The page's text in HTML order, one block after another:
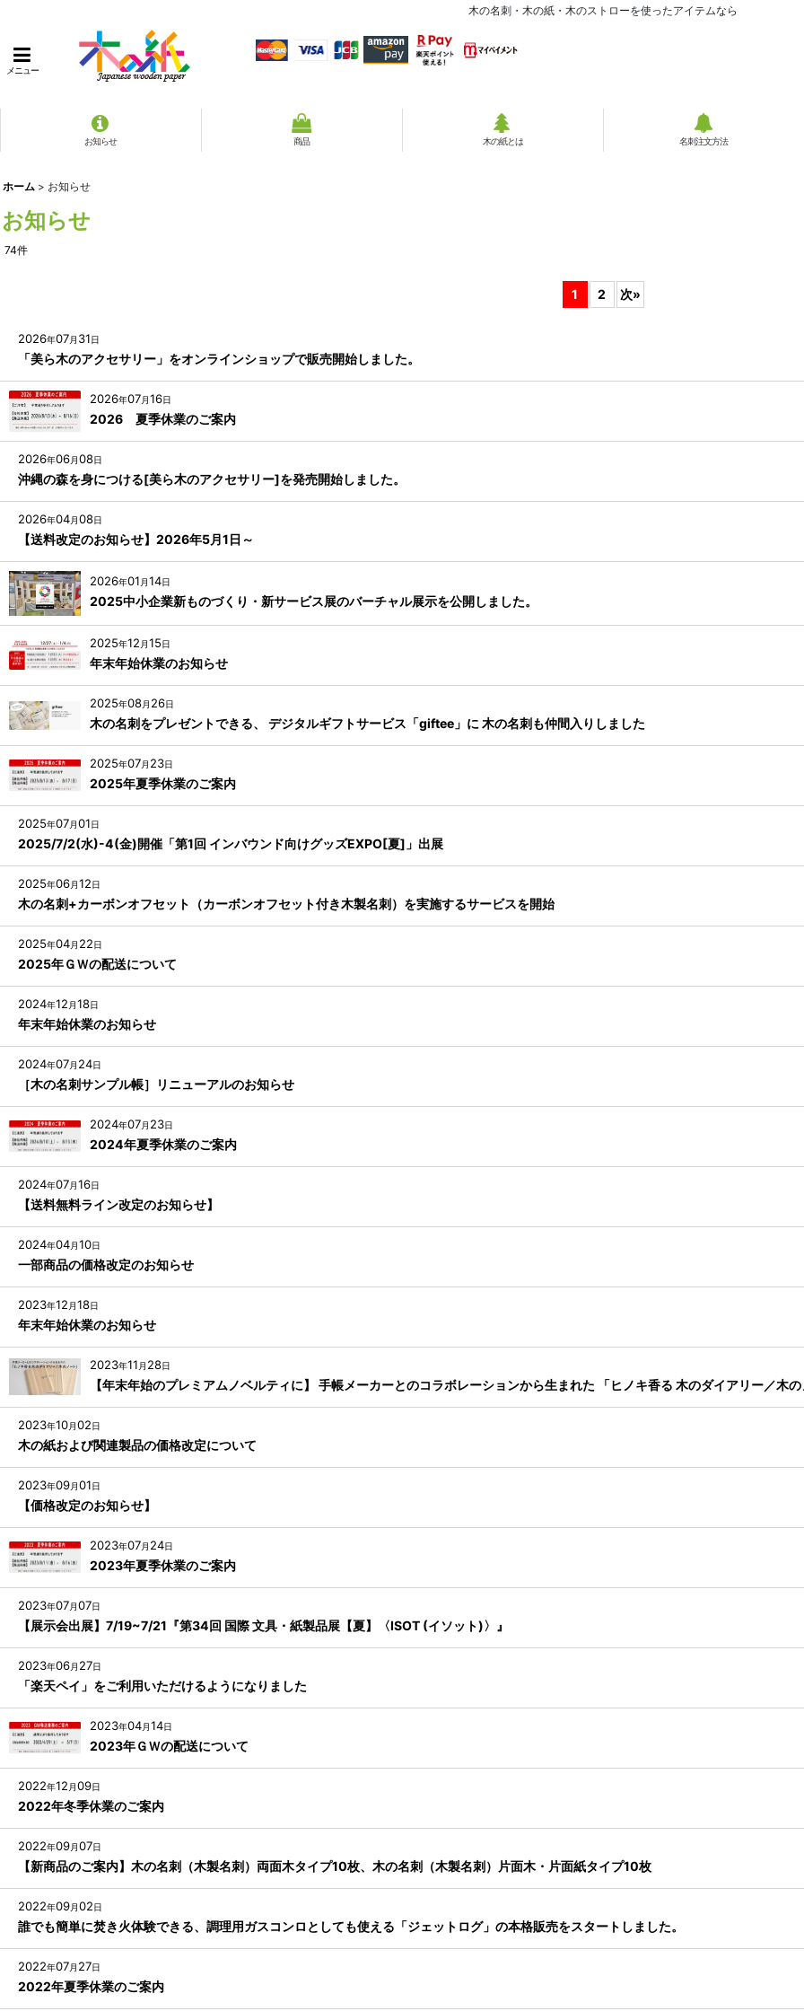
木の名刺・木の紙・木のストローを使ったアイテムなら
メニュー
お知らせ 商品 木の紙とは 名刺注文方法
ホーム > お知らせ
お知らせ
74件
1 2 次»
2026年07月 31日
「美ら木のアクセサリー」をオンラインショップで販売開始しました。
2026年07月16日
2026 夏季休業のご案内
2026年06月08日
沖縄の森を身につける[美ら木のアクセサリー]を発売開始しました。
2026年04月08日
【送料改定のお知らせ】2026年5月1日～
2026年01 月14日
2025中小企業新ものづくり・新サービス展のバーチャル展示を公開しました。
2025年12 月15日
年末年始休業のお知らせ
2025年08月 26日
木の名刺をプレゼントできる、 デジタルギフトサービス「giftee」に 木の名刺も仲間入りしました
2025年07月 23日
2025年夏季休業のご案内
2025年07月01日
2025/7/2(水)-4(金)開催「第1回 インバウンド向けグッズEXPO[夏]」出展
2025年06月12日
木の名刺+カーボンオフセット（カーボンオフセット付き木製名刺）を実施するサービスを開始
2025年04月 22日
2025年ＧＷの配送について
2024年12 月18日
年末年始休業のお知らせ
2024年07月 24日
［木の名刺サンプル帳］リニューアルのお知らせ
2024年07月 23日
2024年夏季休業のご案内
2024年07月16日
【送料無料ライン改定のお知らせ】
2024年04月10日
一部商品の価格改定のお知らせ
2023年12 月18日
年末年始休業のお知らせ
2023年11 月 28日
【年末年始のプレミアムノベルティに】 手帳メーカーとのコラボレーションから生まれた 「ヒノキ香る 木のダイアリー／木
2023年10月02日
木の紙および関連製品の価格改定について
2023年09月01日
【価格改定のお知らせ】
2023年07月 24日
2023年夏季休業のご案内
2023年07月07日
【展示会出展】7/19~7/21『第34回 国際 文具・紙製品展【夏】〈ISOT (イソット)〉』
2023年06月 27日
「楽天ペイ」をご利用いただけるようになりました
2023年04月14日
2023年ＧＷの配送について
2022年12 月09日
2022年冬季休業のご案内
2022年09月07日
【新商品のご案内】木の名刺（木製名刺）両面木タイプ10枚、木の名刺（木製名刺）片面木・片面紙タイプ10枚
2022年09月02日
誰でも簡単に焚き火体験できる、調理用ガスコンロとしても使える「ジェットログ」の本格販売をスタートしました。
2022年07月 27日
2022年夏季休業のご案内